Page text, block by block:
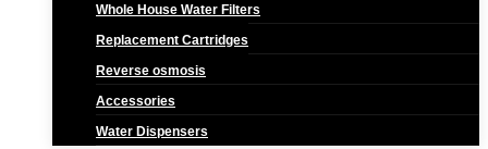
Whole House Water Filters
Replacement Cartridges
Reverse osmosis
Accessories
Water Dispensers